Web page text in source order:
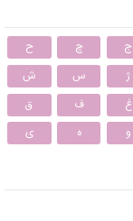
ج چ
ح
ژ س
ش
غ ف
ق
و ه ی